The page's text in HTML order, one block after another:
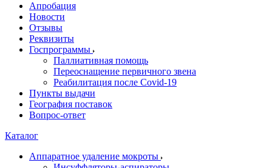
Апробация
Новости
Отзывы
Реквизиты
Госпрограммы
Паллиативная помощь
Переоснащение первичного звена
Реабилитация после Covid-19
Пункты выдачи
География поставок
Вопрос-ответ
Каталог
Аппаратное удаление мокроты